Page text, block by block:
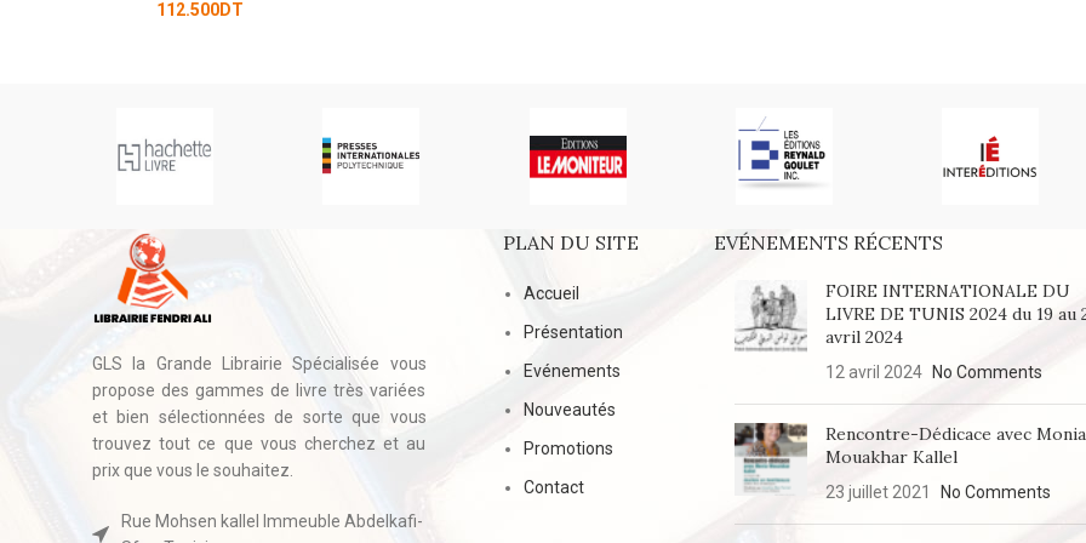
GLS la Grande Librairie Spécialisée vous
propose des gammes de livre très variées
et bien sélectionnées de sorte que vous
trouvez tout ce que vous cherchez et au
prix que vous le souhaitez.
Rue Mohsen kallel Immeuble Abdelkafi-
PLAN DU SITE
Accueil
Présentation
Evénements
Nouveautés
Promotions
Contact
EVÉNEMENTS RÉCENTS
FOIRE INTERNATIONALE DU
LIVRE DE TUNIS 2024 du 19 au
avril 2024
12 avril 2024 No Comments
Rencontre-Dédicace avec Monia
Mouakhar Kallel
23 juillet 2021 No Comments